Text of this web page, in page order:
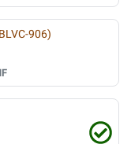
906)